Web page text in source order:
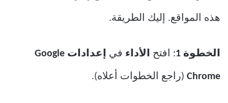
هذه المواقع. إليك الطريقة.
الخطوة 1 : افتح الأداء في إعدادات Google
Chrome (راجع الخطوات أعلاه).